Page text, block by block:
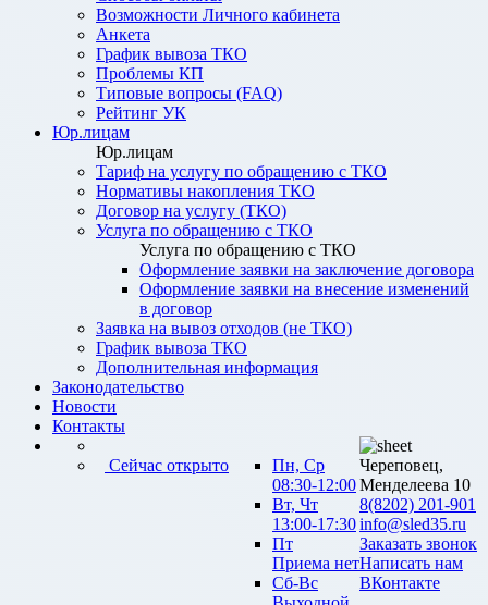
Возможности Личного кабинета
Анкета
График вывоза ТКО
Проблемы КП
Типовые вопросы (FAQ)
Рейтинг УК
Юр.лицам
Юр.лицам
Тариф на услугу по обращению с ТКО
Нормативы накопления ТКО
Договор на услугу (ТКО)
Услуга по обращению с ТКО
Услуга по обращению с ТКО
Оформление заявки на заключение договора
Оформление заявки на внесение изменений
в договор
Заявка на вывоз отходов (не ТКО)
График вывоза ТКО
Дополнительная информация
Законодательство
Новости
Контакты
Сейчас открыто
Пн, Ср
08:30-12:00
Вт, Чт
13:00-17:30
Пт
Приема нет
Сб-Вс
Череповец,
Менделеева 10
8(8202) 201-901
info@sled35.ru
Заказать звонок
Написать нам
ВКонтакте